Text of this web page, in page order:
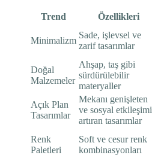
Trend Özellikleri
Minimalizm
Sade, işlevsel ve
zarif tasarımlar
Doğal
Malzemeler
Ahşap, taş gibi
sürdürülebilir
materyaller
Açık Plan
Tasarımlar
Mekanı genişleten
ve sosyal etkileşimi
artıran tasarımlar
Renk
Paletleri
Soft ve cesur renk
kombinasyonları